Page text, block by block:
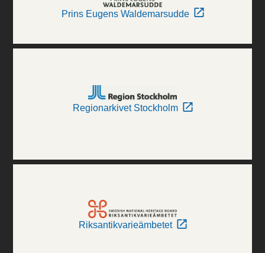
Prins Eugens Waldemarsudde
Regionarkivet Stockholm
Riksantikvarieämbetet